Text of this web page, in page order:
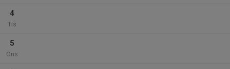
4
Tis
5
Ons